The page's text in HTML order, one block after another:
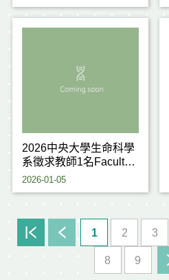
2026中央大學生命科學
系徵求教師1名Faculty
positions for Life
2026-01-05
1 2 3
8 9